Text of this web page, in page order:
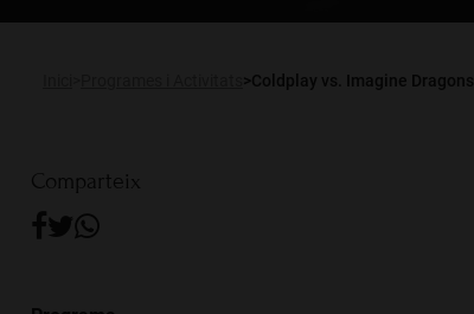
Actualitat
RCA Radio
Coldplay vs. Imagine Dragons
Comparteix